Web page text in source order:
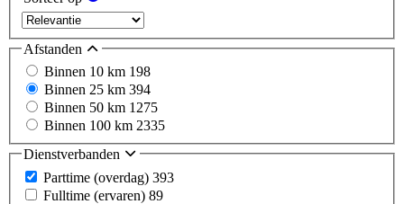
Afstanden
Binnen 10 km 198
Binnen 25 km 394
Binnen 50 km 1275
Binnen 100 km 2335
Dienstverbanden
Parttime (overdag) 393
Fulltime (ervaren) 89